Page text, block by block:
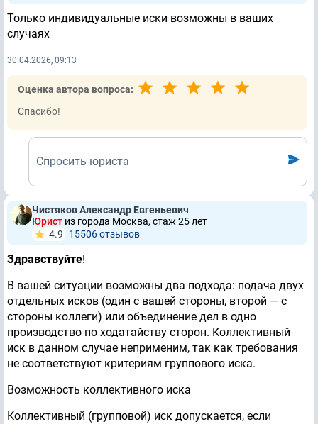
Только индивидуальные иски возможны в ваших
случаях
30.04.2026, 09:13
Оценка автора вопроса:
Спасибо!
Спросить юриста
Чистяков Александр Евгеньевич
Юрист из города Москва, стаж 25 лет
4.9
15506 отзывов
Здравствуйте!
В вашей ситуации возможны два подхода: подача двух
отдельных исков (один с вашей стороны, второй — с
стороны коллеги) или объединение дел в одно
производство по ходатайству сторон. Коллективный
иск в данном случае неприменим, так как требования
не соответствуют критериям группового иска.
Возможность коллективного иска
Коллективный (групповой) иск допускается, если